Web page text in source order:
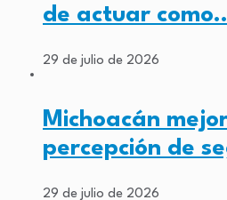
de actuar
29 de julio de 2026
Michoacán
percepción de
29 de julio de 2026